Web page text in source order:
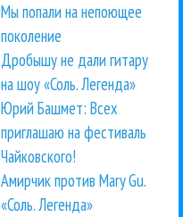
Мы попали на непоющее
поколение
Дробышу не дали гитару
на шоу «Соль. Легенда»
Юрий Башмет: Всех
приглашаю на фестиваль
Чайковского!
Амирчик против Mary Gu.
«Соль. Легенда»